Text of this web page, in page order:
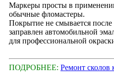
Маркеры просты в
обычные фломастеры.
Покрытие не смывается
заправлен автомобильной
для профессиональной
ПОДРОБНЕЕ: Ремонт сколов